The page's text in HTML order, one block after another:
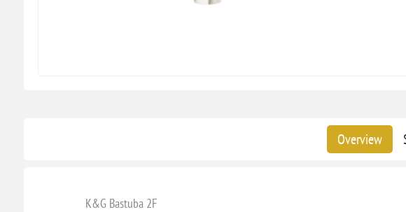
Overview
K&G Bastuba 2F